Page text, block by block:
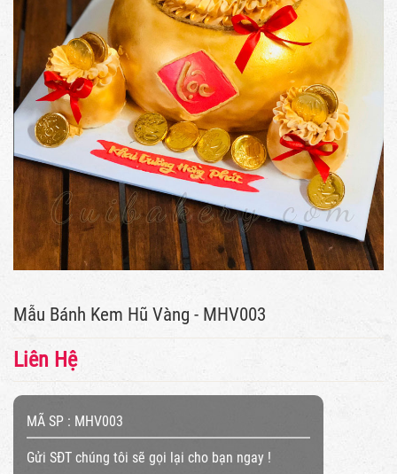
Mẫu Bánh Kem Hũ Vàng - MHV003
Liên Hệ
MÃ SP : MHV003
Gửi SĐT chúng tôi sẽ gọi lại cho bạn ngay !